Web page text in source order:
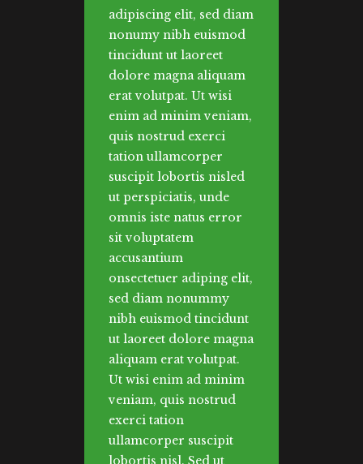
adipiscing elit, sed diam
nonumy nibh euismod
tincidunt ut laoreet
dolore magna aliquam
erat volutpat. Ut wisi
enim ad minim veniam,
quis nostrud exerci
tation ullamcorper
suscipit lobortis nisled
ut perspiciatis, unde
omnis iste natus error
sit voluptatem
accusantium
onsectetuer adiping elit,
sed diam nonummy
nibh euismod tincidunt
ut laoreet dolore magna
aliquam erat volutpat.
Ut wisi enim ad minim
veniam, quis nostrud
exerci tation
ullamcorper suscipit
lobortis nisl. Sed ut